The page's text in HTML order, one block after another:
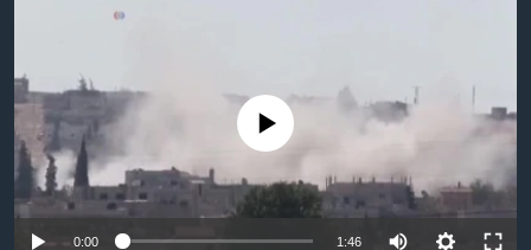
ເອເຊຍ
ອິດສະຫຼະພາບດ້ານການຂ່າວ
ຊີວິດຊາວລາວ
ຊຸມຊົນຊາວລາວ
No media source currently available
0:00 1:46